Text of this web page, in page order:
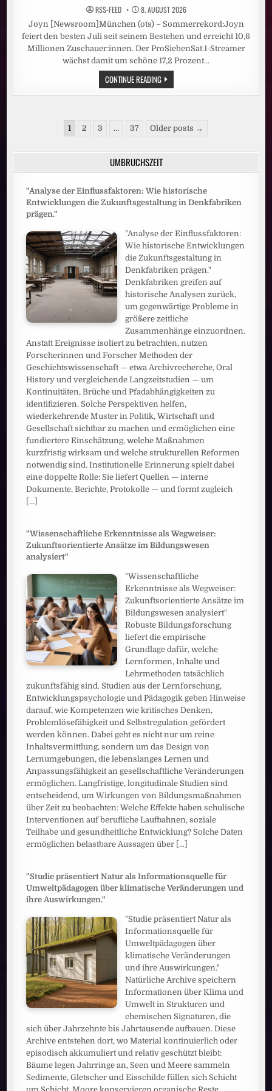
RSS-FEED 8. AUGUST 2026
Joyn [Newsroom]München (ots) – Sommerrekord:Joyn
feiert den besten Juli seit seinem Bestehen und erreicht 10,6
Millionen Zuschauer:innen. Der ProSiebenSat.1-Streamer
wächst damit um schöne 17,2 Prozent…
CONTINUE READINGEIN
SOMMER-
STREAMING-
DEN
BESTEN
SEINER
GESCHICHTE
Seitennummerierung
1 2 3 … 37 Older posts →
UMBRUCHSZEIT
"Analyse der Einflussfaktoren: Wie historische
Entwicklungen die Zukunftsgestaltung in Denkfabriken
prägen."
"Analyse der Einflussfaktoren:
Wie historische Entwicklungen
die Zukunftsgestaltung in
Denkfabriken prägen."
Denkfabriken greifen auf
historische Analysen zurück,
um gegenwärtige Probleme in
größere zeitliche
Zusammenhänge einzuordnen.
Anstatt Ereignisse isoliert zu betrachten, nutzen
Forscherinnen und Forscher Methoden der
Geschichtswissenschaft — etwa Archivrecherche, Oral
History und vergleichende Langzeitstudien — um
Kontinuitäten, Brüche und Pfadabhängigkeiten zu
identifizieren. Solche Perspektiven helfen,
wiederkehrende Muster in Politik, Wirtschaft und
Gesellschaft sichtbar zu machen und ermöglichen eine
fundiertere Einschätzung, welche Maßnahmen
kurzfristig wirksam und welche strukturellen Reformen
notwendig sind. Institutionelle Erinnerung spielt dabei
eine doppelte Rolle: Sie liefert Quellen — interne
Dokumente, Berichte, Protokolle — und formt zugleich
[...]
"Wissenschaftliche Erkenntnisse als Wegweiser:
Zukunftsorientierte Ansätze im Bildungswesen
analysiert"
"Wissenschaftliche
Erkenntnisse als Wegweiser:
Zukunftsorientierte Ansätze im
Bildungswesen analysiert"
Robuste Bildungsforschung
liefert die empirische
Grundlage dafür, welche
Lernformen, Inhalte und
Lehrmethoden tatsächlich
zukunftsfähig sind. Studien aus der Lernforschung,
Entwicklungspsychologie und Pädagogik geben Hinweise
darauf, wie Kompetenzen wie kritisches Denken,
Problemlösefähigkeit und Selbstregulation gefördert
werden können. Dabei geht es nicht nur um reine
Inhaltsvermittlung, sondern um das Design von
Lernumgebungen, die lebenslanges Lernen und
Anpassungsfähigkeit an gesellschaftliche Veränderungen
ermöglichen. Langfristige, longitudinale Studien sind
entscheidend, um Wirkungen von Bildungsmaßnahmen
über Zeit zu beobachten: Welche Effekte haben schulische
Interventionen auf berufliche Laufbahnen, soziale
Teilhabe und gesundheitliche Entwicklung? Solche Daten
ermöglichen belastbare Aussagen über [...]
"Studie präsentiert Natur als Informationsquelle für
Umweltpädagogen über klimatische Veränderungen und
ihre Auswirkungen."
"Studie präsentiert Natur als
Informationsquelle für
Umweltpädagogen über
klimatische Veränderungen
und ihre Auswirkungen."
Natürliche Archive speichern
Informationen über Klima und
Umwelt in Strukturen und
chemischen Signaturen, die
sich über Jahrzehnte bis Jahrtausende aufbauen. Diese
Archive entstehen dort, wo Material kontinuierlich oder
episodisch akkumuliert und relativ geschützt bleibt:
Bäume legen Jahrringe an, Seen und Meere sammeln
Sedimente, Gletscher und Eisschilde füllen sich Schicht